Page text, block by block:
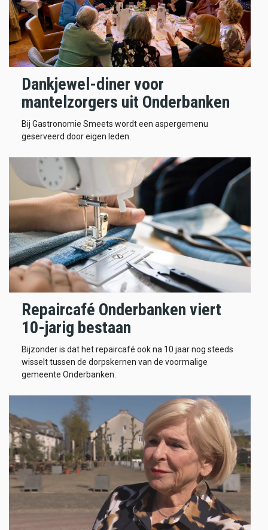
Dankjewel-diner voor
mantelzorgers uit Onderbanken
Bij Gastronomie Smeets wordt een aspergemenu
geserveerd door eigen leden.
Repaircafé Onderbanken viert
10-jarig bestaan
Bijzonder is dat het repaircafé ook na 10 jaar nog steeds
wisselt tussen de dorpskernen van de voormalige
gemeente Onderbanken.